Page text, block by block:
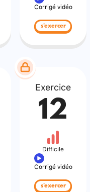
Corrigé vidéo
s'exercer
Exercice
12
Difficile
Corrigé vidéo
s'exercer